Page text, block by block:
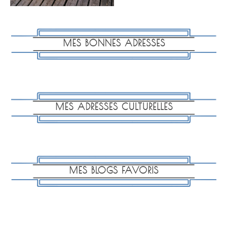
MES BONNES ADRESSES
MES ADRESSES CULTURELLES
MES BLOGS FAVORIS